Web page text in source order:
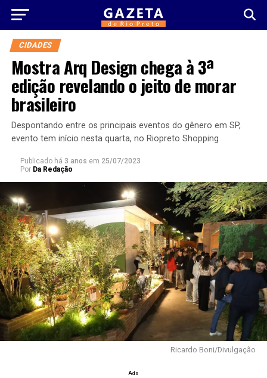
CIDADES
Mostra Arq Design chega à 3ª
edição revelando o jeito de morar
brasileiro
Despontando entre os principais eventos do gênero em SP,
evento tem início nesta quarta, no Riopreto Shopping
Publicado há 3 anos em 25/07/2023
Por Da Redação
Ricardo Boni/Divulgação
Ads